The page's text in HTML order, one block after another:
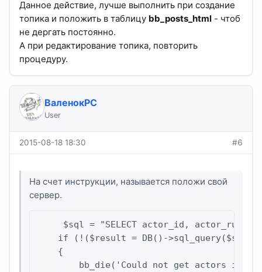
Данное действие, лучше выполнить при создание
топика и положить в таблицу bb_posts_html - чтоб
не дергать постоянно.
А при редактирование топика, повторить
процедуру.
ВаленокPC
User
2015-08-18 18:30 #6
На счет инструкции, называется положи свой
сервер.
$sql = "SELECT actor_id,
if (!($result = DB()-
    {
bb_die('Could not get actors